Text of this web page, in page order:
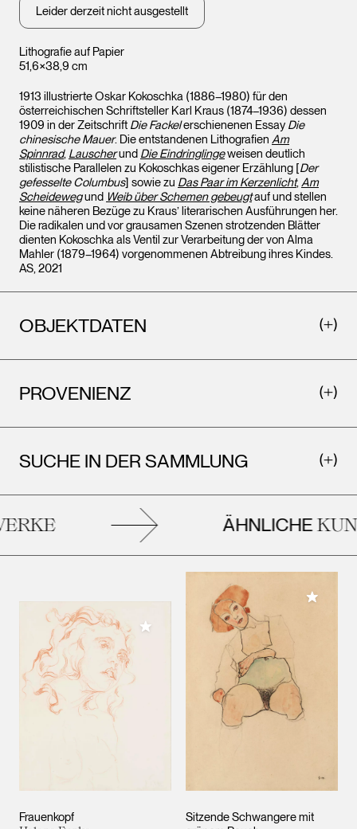
Lithografie auf Papier
51,6×38,9 cm
Leider derzeit nicht ausgestellt
1913 illustrierte Oskar Kokoschka (1886–1980) für den
österreichischen Schriftsteller Karl Kraus (1874–1936) dessen
1909 in der Zeitschrift Die Fackelerschienenen Essay Die
chinesische Mauer. Die entstandenen Lithografien Am
Spinnrad, Lauscherund Die Eindringlingeweisen deutlich
stilistische Parallelen zu Kokoschkas eigener Erzählung [Der
gefesselte Columbus] sowie zu Das Paar im Kerzenlicht,Am
Scheidewegund Weib über Schemen gebeugtauf und stellen
keine näheren Bezüge zu Kraus’ literarischen Ausführungen her.
Die radikalen und vor grausamen Szenen strotzenden Blätter
dienten Kokoschka als Ventil zur Verarbeitung der von Alma
Mahler (1879–1964) vorgenommenen Abtreibung ihres Kindes.
AS, 2021
OBJEKTDATEN
PROVENIENZ
SUCHE IN DER SAMMLUNG
ÄHNLICHE
Frauenkopf
Meiner Sammlung hinzufügen
Sitzende Schwangere mit
Meiner